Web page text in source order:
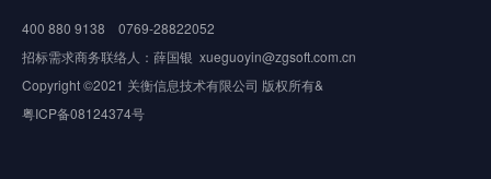
400 880 9138 0769-28822052
招标需求商务联络人：薛国银 xueguoyin@zgsoft.com.cn
Copyright ©2021 关衡信息技术有限公司 版权所有&
粤ICP备08124374号